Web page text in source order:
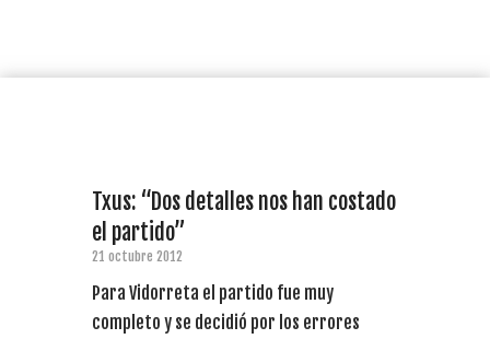
Txus: “Dos detalles nos han costado
el partido”
21 octubre 2012
Para Vidorreta el partido fue muy
completo y se decidió por los errores